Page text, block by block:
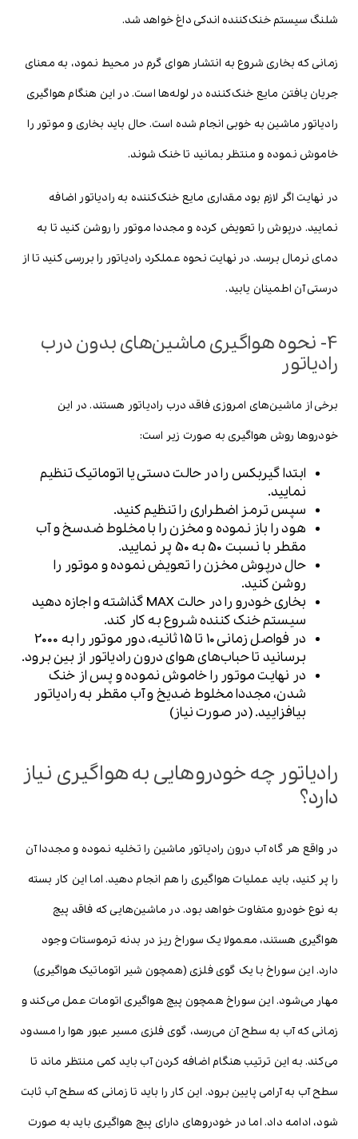
شلنگ سیستم خنک‌کننده اندکی داغ خواهد شد.
زمانی که بخاری شروع به انتشار هوای گرم در محیط نمود، به معنای
جریان یافتن مایع خنک‌کننده در لوله‌ها است. در این هنگام هواگیری
رادیاتور ماشین به خوبی انجام شده است. حال باید بخاری و موتور را
خاموش نموده و منتظر بمانید تا خنک شوند.
در نهایت اگر لازم بود مقداری مایع خنک‌کننده به رادیاتور اضافه
نمایید. درپوش را تعویض کرده و مجددا موتور را روشن کنید تا به
دمای نرمال برسد. در نهایت نحوه عملکرد رادیاتور را بررسی کنید تا از
درستی آن اطمینان یابید.
4- نحوه هواگیری ماشین‌های بدون درب
رادیاتور
برخی از ماشین‌های امروزی فاقد درب رادیاتور هستند. در این
خودروها روش هواگیری به صورت زیر است:
ابتدا گیربکس را در حالت دستی یا اتوماتیک تنظیم
نمایید.
سپس ترمز اضطراری را تنظیم کنید.
هود را باز نموده و مخزن را با مخلوط ضدسخ و آب
مقطر با نسبت 50 به 50 پر نمایید.
حال درپوش مخزن را تعویض نموده و موتور را
روشن کنید.
بخاری خودرو را در حالت MAX گذاشته و اجازه دهید
سیستم خنک کننده شروع به کار کند.
در فواصل زمانی 10 تا 15 ثانیه، دور موتور را به 2000
برسانید تا حباب‌های هوای درون رادیاتور از بین برود.
در نهایت موتور را خاموش نموده و پس از خنک
شدن، مجددا مخلوط ضدیخ و آب مقطر به رادیاتور
بیافزایید. (در صورت نیاز)
رادیاتور چه خودروهایی به هواگیری نیاز
دارد؟
در واقع هر گاه آب درون رادیاتور ماشین را تخلیه نموده و مجددا آن
را پر کنید، باید عملیات هواگیری را هم انجام دهید. اما این کار بسته
به نوع خودرو متفاوت خواهد بود. در ماشین‌هایی که فاقد پیچ
هواگیری هستند، معمولا یک سوراخ ریز در بدنه ترموستات وجود
دارد. این سوراخ با یک گوی فلزی (همچون شیر اتوماتیک هواگیری)
مهار می‌شود. این سوراخ همچون پیچ هواگیری اتومات عمل می‌کند و
زمانی که آب به سطح آن می‌رسد، گوی فلزی مسیر عبور هوا را مسدود
می‌کند. به این ترتیب هنگام اضافه کردن آب باید کمی منتظر ماند تا
سطح آب به آرامی پایین برود. این کار را باید تا زمانی که سطح آب ثابت
شود، ادامه داد. اما در خودروهای دارای پیچ هواگیری باید به صورت